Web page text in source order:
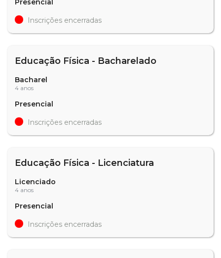
Presencial
Inscrições encerradas
Educação Física - Bacharelado
Bacharel
4 anos
Presencial
Inscrições encerradas
Educação Física - Licenciatura
Licenciado
4 anos
Presencial
Inscrições encerradas